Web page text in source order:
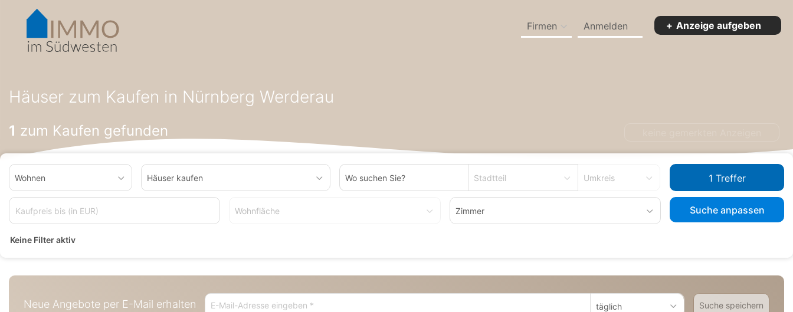
Accessibility-
Modus
Firmen Anmelden Anzeige aufgeben
Häuser zum Kaufen in Nürnberg Werderau
1 zum Kaufen gefunden
Wohnen Häuser kaufen Stadtteil Umkreis
Wohnfläche Zimmer Suche anpassen
Keine Filter aktiv
Neue Angebote per E-Mail erhalten täglich Suche speichern